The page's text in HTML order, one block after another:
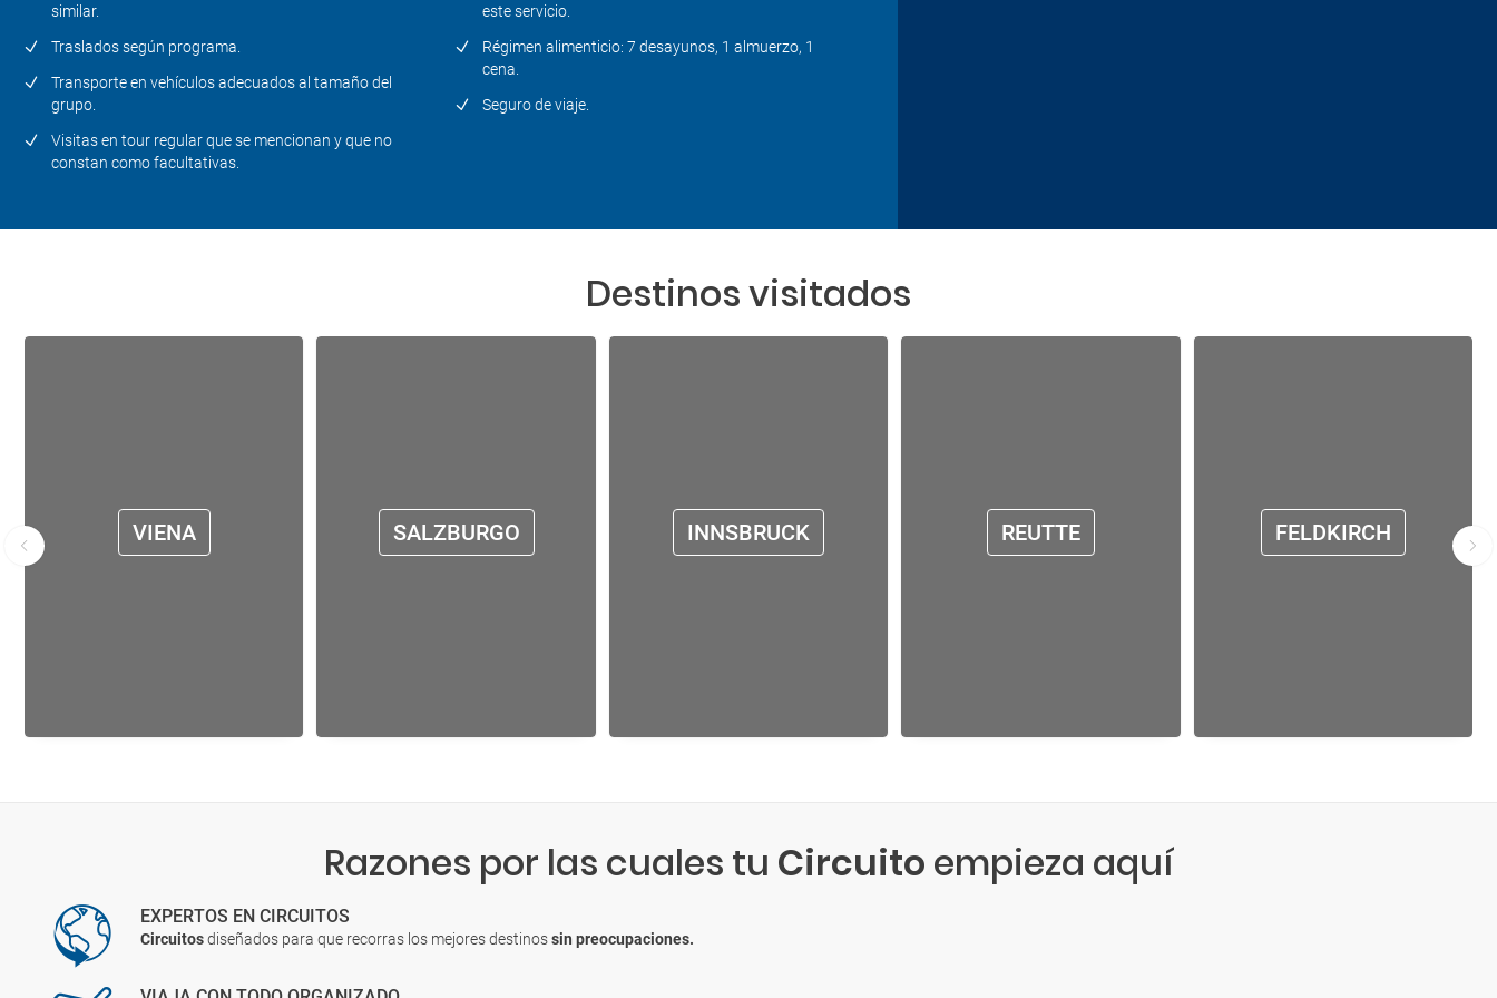
similar.
Traslados según programa.
Transporte en vehículos adecuados al tamaño del
grupo.
Visitas en tour regular que se mencionan y que no
constan como facultativas.
este servicio.
Régimen alimenticio: 7 desayunos, 1 almuerzo, 1
cena.
Seguro de viaje.
Destinos visitados
VIENA SALZBURGO INNSBRUCK REUTTE FELDKIRCH
Razones por las cuales tu Circuito empieza aquí
EXPERTOS EN CIRCUITOS
Circuitosdiseñados para que recorras los mejores destinossin preocupaciones.